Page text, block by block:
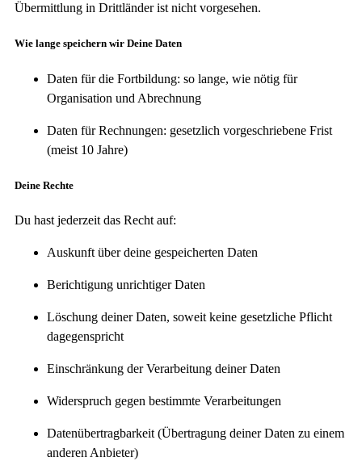
Übermittlung in Drittländer ist nicht vorgesehen.
Wie lange speichern wir Deine Daten
Daten für die Fortbildung: so lange, wie nötig für
Organisation und Abrechnung
Daten für Rechnungen: gesetzlich vorgeschriebene Frist
(meist 10 Jahre)
Deine Rechte
Du hast jederzeit das Recht auf:
Auskunft über deine gespeicherten Daten
Berichtigung unrichtiger Daten
Löschung deiner Daten, soweit keine gesetzliche Pflicht
dagegenspricht
Einschränkung der Verarbeitung deiner Daten
Widerspruch gegen bestimmte Verarbeitungen
Datenübertragbarkeit (Übertragung deiner Daten zu einem
anderen Anbieter)